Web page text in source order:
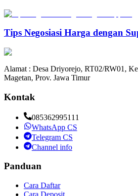
Tips Negosiasi Harga dengan
Alamat : Desa Driyorejo, RT02/RW01,
Magetan, Prov. Jawa Timur
Kontak
085362995111
WhatsApp CS
Telegram CS
Channel info
Panduan
Cara Daftar
Cara Deposit